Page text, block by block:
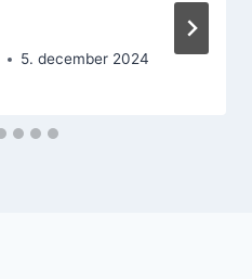
5. december 2024